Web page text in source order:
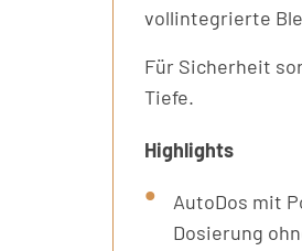
vollintegrierte
Für Sicherheit
Tiefe.
Highlights
AutoDos mit
Dosierung